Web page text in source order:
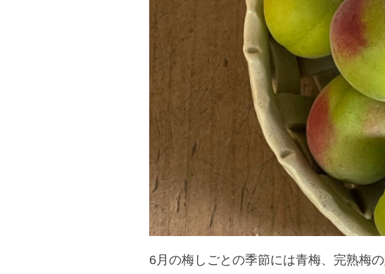
6月の梅しごとの季節には青梅、完熟梅